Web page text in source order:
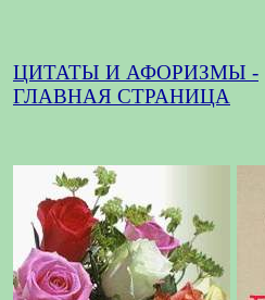
ЦИТАТЫ И АФОРИЗМЫ -
ГЛАВНАЯ СТРАНИЦА